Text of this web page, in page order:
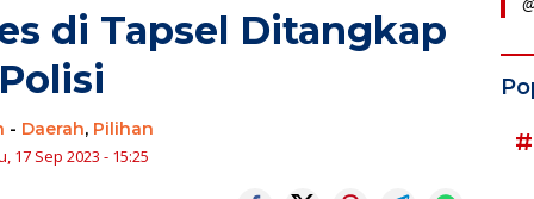
di Tapsel Ditangkap
- Daerah, Pilihan
17 Sep 2023 - 15:25